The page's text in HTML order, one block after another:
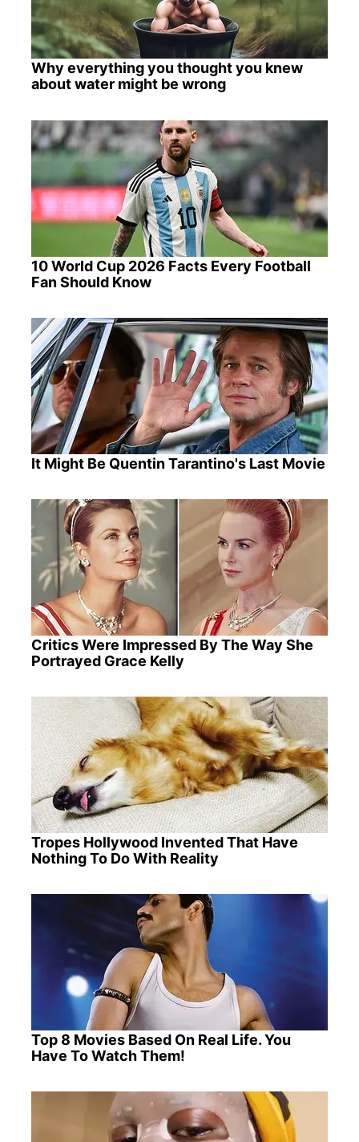
Why everything you thought you knew
about water might be wrong
10 World Cup 2026 Facts Every Football
Fan Should Know
It Might Be Quentin Tarantino's Last Movie
Critics Were Impressed By The Way She
Portrayed Grace Kelly
Tropes Hollywood Invented That Have
Nothing To Do With Reality
Top 8 Movies Based On Real Life. You
Have To Watch Them!